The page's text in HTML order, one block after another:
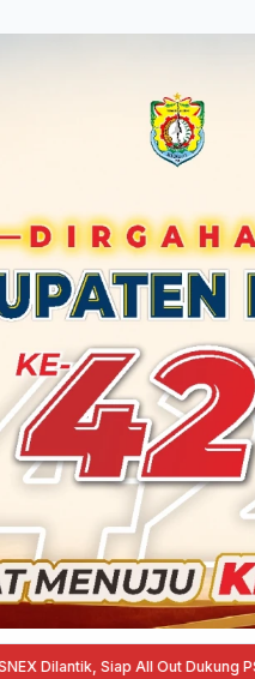
Siap All Out Dukung PSIS